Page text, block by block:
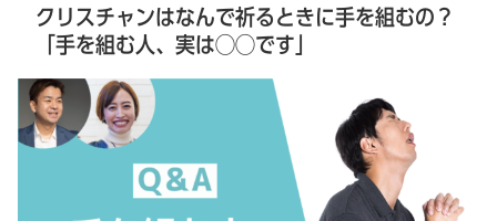
クリスチャンはなんで祈るときに手を組むの？
「手を組む人、実は◯◯です」